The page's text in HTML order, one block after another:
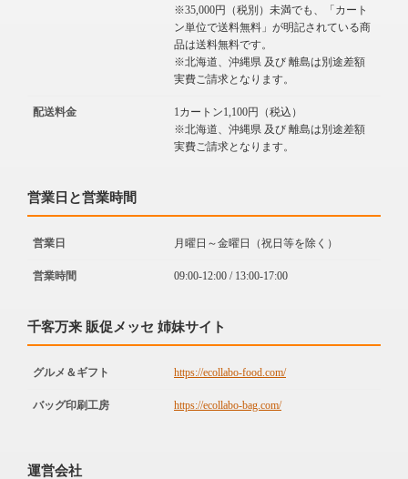
※35,000円（税別）未満でも、「カート
ン単位で送料無料」が明記されている商
品は送料無料です。
※北海道、沖縄県 及び 離島は別途差額
実費ご請求となります。
配送料金
1カートン1,100円（税込）
※北海道、沖縄県 及び 離島は別途差額
実費ご請求となります。
営業日と営業時間
営業日 月曜日～金曜日（祝日等を除く）
営業時間 09:00-12:00 / 13:00-17:00
千客万来 販促メッセ 姉妹サイト
グルメ＆ギフト https://ecollabo-food.com/
バッグ印刷工房 https://ecollabo-bag.com/
運営会社